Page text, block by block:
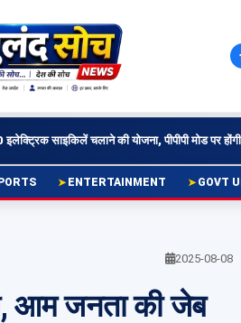
की योजना, पीपीपी मोड पर होंगी संचालित मध्य
ENTERTAINMENT GOVT
2025-08-08
आम जनता की जेब